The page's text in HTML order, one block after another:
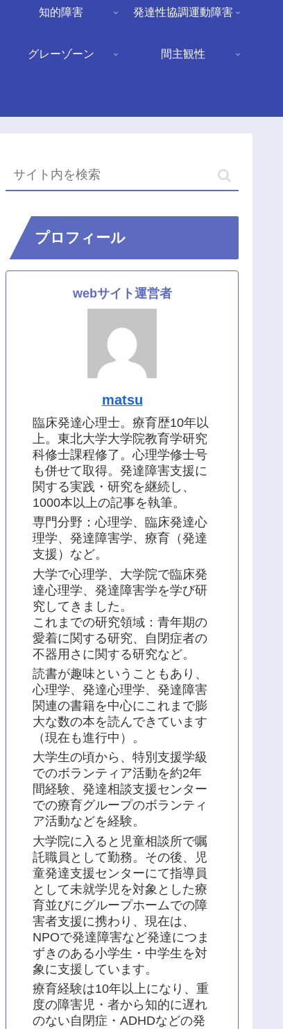
知的障害 発達性協調運動障害
グレーゾーン 間主観性
プロフィール
webサイト運営者
matsu
臨床発達心理士。療育歴10年以
上。東北大学大学院教育学研究
科修士課程修了。心理学修士号
も併せて取得。発達障害支援に
関する実践・研究を継続し、
1000本以上の記事を執筆。
専門分野：心理学、臨床発達心
理学、発達障害学、療育（発達
支援）など。
大学で心理学、大学院で臨床発
達心理学、発達障害学を学び研
究してきました。
これまでの研究領域：青年期の
愛着に関する研究、自閉症者の
不器用さに関する研究など。
読書が趣味ということもあり、
心理学、発達心理学、発達障害
関連の書籍を中心にこれまで膨
大な数の本を読んできています
（現在も進行中）。
大学生の頃から、特別支援学級
でのボランティア活動を約2年
間経験、発達相談支援センター
での療育グループのボランティ
ア活動などを経験。
大学院に入ると児童相談所で嘱
託職員として勤務。その後、児
童発達支援センターにて指導員
として未就学児を対象とした療
育並びにグループホームでの障
害者支援に携わり、現在は、
NPOで発達障害など発達につま
ずきのある小学生・中学生を対
象に支援しています。
療育経験は10年以上になり、重
度の障害児・者から知的に遅れ
のない自閉症・ADHDなどの発